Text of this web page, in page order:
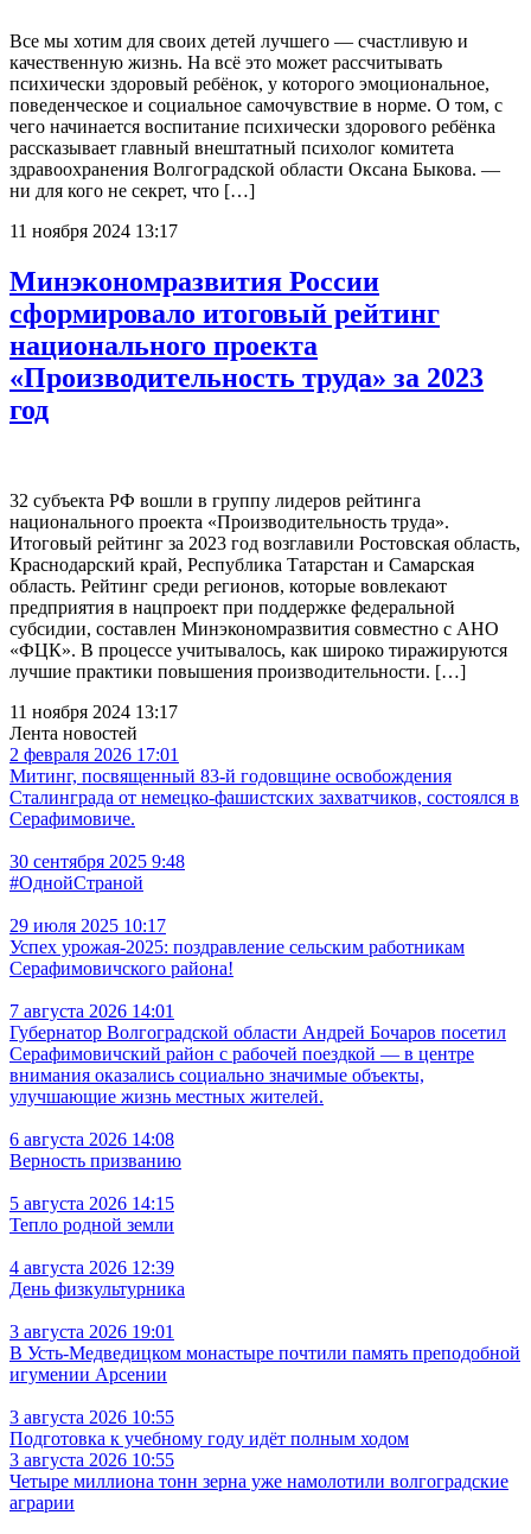
Все мы хотим для своих детей лучшего — счастливую и
качественную жизнь. На всё это может расcчитывать
психически здоровый ребёнок, у которого эмоциональное,
поведенческое и социальное самочувствие в норме. О том, с
чего начинается воспитание психически здорового ребёнка
рассказывает главный внештатный психолог комитета
здравоохранения Волгоградской области Оксана Быкова. —
ни для кого не секрет, что […]
11 ноября 2024 13:17
Минэкономразвития России
сформировало итоговый рейтинг
национального проекта
«Производительность труда» за 2023
год
32 субъекта РФ вошли в группу лидеров рейтинга
национального проекта «Производительность труда».
Итоговый рейтинг за 2023 год возглавили Ростовская область,
Краснодарский край, Республика Татарстан и Самарская
область. Рейтинг среди регионов, которые вовлекают
предприятия в нацпроект при поддержке федеральной
субсидии, составлен Минэкономразвития совместно с АНО
«ФЦК». В процессе учитывалось, как широко тиражируются
лучшие практики повышения производительности. […]
11 ноября 2024 13:17
Лента новостей
2 февраля 2026 17:01
Митинг, посвященный 83-й годовщине освобождения
Сталинграда от немецко-фашистских захватчиков, состоялся в
Серафимовиче.
30 сентября 2025 9:48
#ОднойСтраной
29 июля 2025 10:17
Успех урожая-2025: поздравление сельским работникам
Серафимовичского района!
7 августа 2026 14:01
Губернатор Волгоградской области Андрей Бочаров посетил
Серафимовичский район с рабочей поездкой — в центре
внимания оказались социально значимые объекты,
улучшающие жизнь местных жителей.
6 августа 2026 14:08
Верность призванию
5 августа 2026 14:15
Тепло родной земли
4 августа 2026 12:39
День физкультурника
3 августа 2026 19:01
В Усть‑Медведицком монастыре почтили память преподобной
игумении Арсении
3 августа 2026 10:55
Подготовка к учебному году идёт полным ходом
3 августа 2026 10:55
Четыре миллиона тонн зерна уже намолотили волгоградские
аграрии